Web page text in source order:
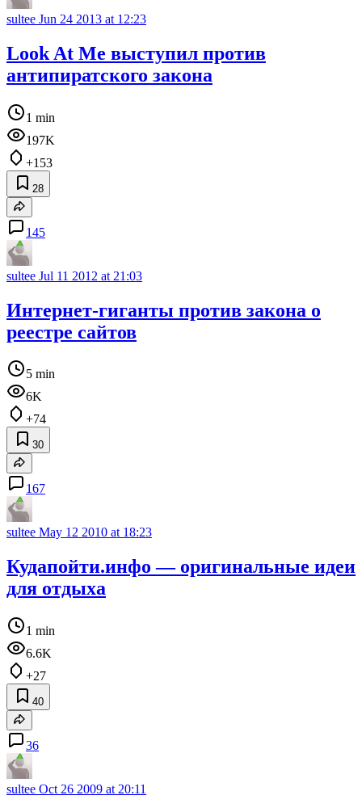
sultee Jun 24 2013 at 12:23
Look At Me выступил против
антипиратского закона
1 min
197K
+153
28
145
sultee Jul 11 2012 at 21:03
Интернет-гиганты против закона о
реестре сайтов
5 min
6K
+74
30
167
sultee May 12 2010 at 18:23
Кудапойти.инфо — оригинальные идеи
для отдыха
1 min
6.6K
+27
40
36
sultee Oct 26 2009 at 20:11